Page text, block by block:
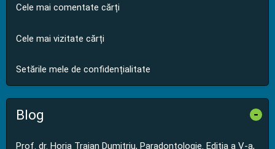
Cele mai comentate cărți
Cele mai vizitate cărți
Setările mele de confidențialitate
Blog -
Prof. dr. Horia Traian Dumitriu, Paradontologie. Editia a V-a,